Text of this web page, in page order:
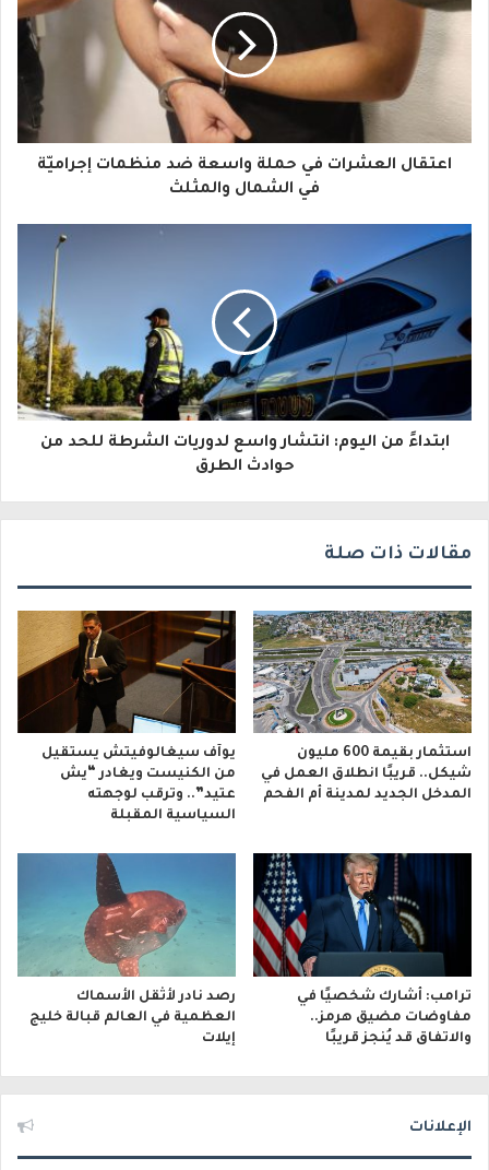
ا
إ
ت
و
اعتقال العشرات في حملة واسعة ضد منظمات إجراميّة
في الشمال والمثلث
ابتداءً من اليوم: انتشار واسع لدوريات الشرطة للحد من
حوادث الطرق
مقالات ذات صلة
استثمار بقيمة 600 مليون
شيكل.. قريبًا انطلاق العمل في
المدخل الجديد لمدينة أم الفحم
يوآف سيغالوفيتش يستقيل
من الكنيست ويغادر “يش
عتيد”.. وترقب لوجهته
السياسية المقبلة
ترامب: أشارك شخصيًا في
مفاوضات مضيق هرمز..
والاتفاق قد يُنجز قريبًا
رصد نادر لأثقل الأسماك
العظمية في العالم قبالة خليج
إيلات
الإعلانات